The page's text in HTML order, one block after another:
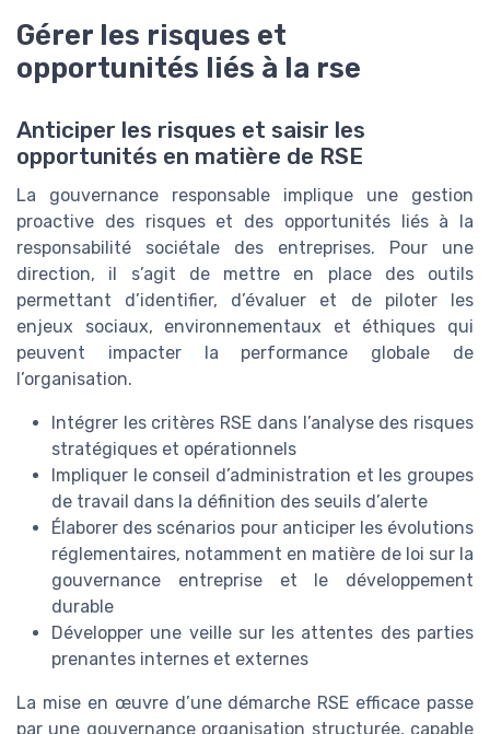
Gérer les risques et
opportunités liés à la rse
Anticiper les risques et saisir les
opportunités en matière de RSE
La gouvernance responsable implique une gestion
proactive des risques et des opportunités liés à la
responsabilité sociétale des entreprises. Pour une
direction, il s’agit de mettre en place des outils
permettant d’identifier, d’évaluer et de piloter les
enjeux sociaux, environnementaux et éthiques qui
peuvent impacter la performance globale de
l’organisation.
Intégrer les critères RSE dans l’analyse des risques
stratégiques et opérationnels
Impliquer le conseil d’administration et les groupes
de travail dans la définition des seuils d’alerte
Élaborer des scénarios pour anticiper les évolutions
réglementaires, notamment en matière de loi sur la
gouvernance entreprise et le développement
durable
Développer une veille sur les attentes des parties
prenantes internes et externes
La mise en œuvre d’une démarche RSE efficace passe
par une gouvernance organisation structurée, capable